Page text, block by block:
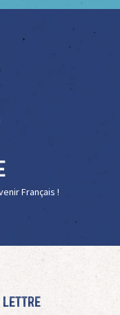
Français !
Lettre